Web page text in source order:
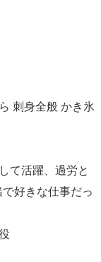
刺身全般 かき氷
て活躍、過労と
好きな仕事だっ